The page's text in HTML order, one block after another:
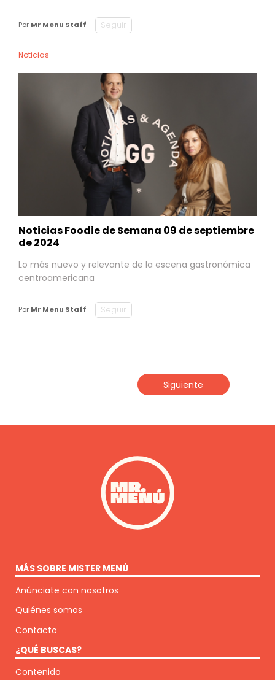
Por Mr Menu Staff Seguir
Noticias
Noticias Foodie de Semana 09 de septiembre
de 2024
Lo más nuevo y relevante de la escena gastronómica
centroamericana
Por Mr Menu Staff Seguir
Siguiente
MÁS SOBRE MISTER MENÚ
Anúnciate con nosotros
Quiénes somos
Contacto
¿QUÉ BUSCAS?
Contenido